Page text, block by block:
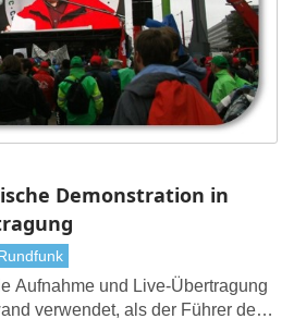
Demonstration in
Aufnahme und Live-Übertragung
verwendet, als der Führer der